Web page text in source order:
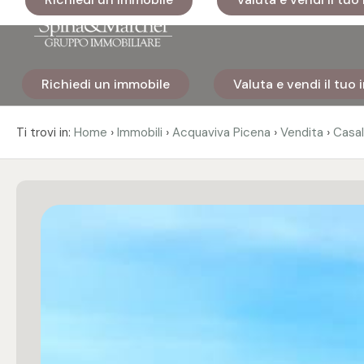
Richiedi un immobile Valuta e vendi il tuo
Ti trovi in: Home › Immobili › Acquaviva Picena › Vendita ›
Immobili
I nostri
Codice
Contratto
Vendita